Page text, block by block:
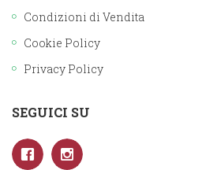
Condizioni di Vendita
Cookie Policy
Privacy Policy
SEGUICI SU